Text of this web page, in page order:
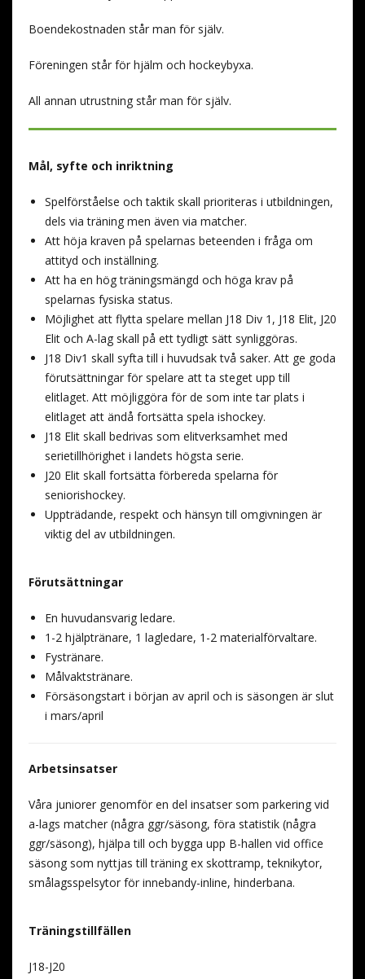
Boendekostnaden står man för själv.
Föreningen står för hjälm och hockeybyxa.
All annan utrustning står man för själv.
Mål, syfte och inriktning
Spelförståelse och taktik skall prioriteras i utbildningen,
dels via träning men även via matcher.
Att höja kraven på spelarnas beteenden i fråga om
attityd och inställning.
Att ha en hög träningsmängd och höga krav på
spelarnas fysiska status.
Möjlighet att flytta spelare mellan J18 Div 1, J18 Elit, J20
Elit och A-lag skall på ett tydligt sätt synliggöras.
J18 Div1 skall syfta till i huvudsak två saker. Att ge goda
förutsättningar för spelare att ta steget upp till
elitlaget. Att möjliggöra för de som inte tar plats i
elitlaget att ändå fortsätta spela ishockey.
J18 Elit skall bedrivas som elitverksamhet med
serietillhörighet i landets högsta serie.
J20 Elit skall fortsätta förbereda spelarna för
seniorishockey.
Uppträdande, respekt och hänsyn till omgivningen är
viktig del av utbildningen.
Förutsättningar
En huvudansvarig ledare.
1-2 hjälptränare, 1 lagledare, 1-2 materialförvaltare.
Fystränare.
Målvaktstränare.
Försäsongstart i början av april och is säsongen är slut
i mars/april
Arbetsinsatser
Våra juniorer genomför en del insatser som parkering vid
a-lags matcher (några ggr/säsong, föra statistik (några
ggr/säsong), hjälpa till och bygga upp B-hallen vid office
säsong som nyttjas till träning ex skottramp, teknikytor,
smålagsspelsytor för innebandy-inline, hinderbana.
Träningstillfällen
J18-J20